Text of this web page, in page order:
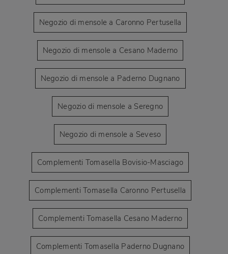
Negozio di mensole a Caronno Pertusella
Negozio di mensole a Cesano Maderno
Negozio di mensole a Paderno Dugnano
Negozio di mensole a Seregno
Negozio di mensole a Seveso
Complementi Tomasella Bovisio-Masciago
Complementi Tomasella Caronno Pertusella
Complementi Tomasella Cesano Maderno
Complementi Tomasella Paderno Dugnano